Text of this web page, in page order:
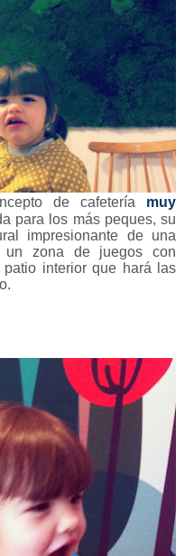
de cafetería
muy
para los más peques, su
impresionante de una
un zona de juegos con
interior que hará las